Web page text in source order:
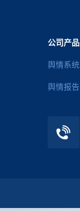
公司产品
舆情系统
舆情报告